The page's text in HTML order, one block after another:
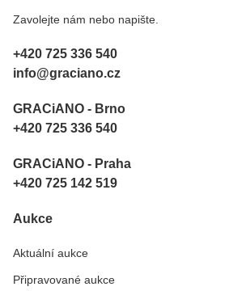
Zavolejte nám nebo napište.
+420 725 336 540
info@graciano.cz
GRACiANO - Brno
+420 725 336 540
GRACiANO - Praha
+420 725 142 519
Aukce
Aktuální aukce
Připravované aukce